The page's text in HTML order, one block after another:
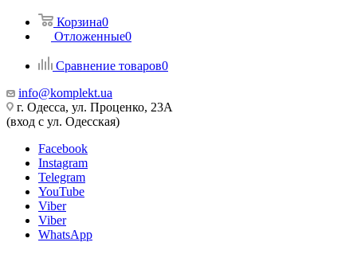
Корзина0
Отложенные0
Сравнение товаров0
info@komplekt.ua
г. Одесса, ул. Проценко, 23А
(вход с ул. Одесская)
Facebook
Instagram
Telegram
YouTube
Viber
Viber
WhatsApp